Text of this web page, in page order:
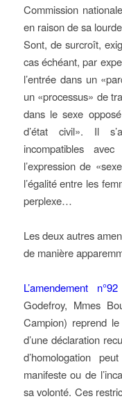
Commission
en raison de sa
Sont, de surcroît,
cas échéant, par
l’entrée dans un
un «processus» de
dans le sexe
d’état civil». Il
incompatibles
l’expression de
l’égalité entre les
perplexe…
Les deux autres
de manière
L’amendement n°92
Godefroy, Mmes
Campion) reprend
d’une déclaration
d’homologation
manifeste ou de
sa volonté. Ces